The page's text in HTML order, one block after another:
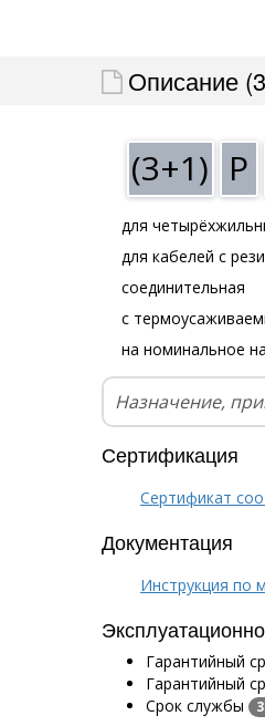
Описание
(3+1) Р
для
для кабелей с
соединительная
с
на номинальное
Назначение,
Сертификация
Сертификат
Документация
Инструкция по
Гарантийный
Гарантийный
Срок службы